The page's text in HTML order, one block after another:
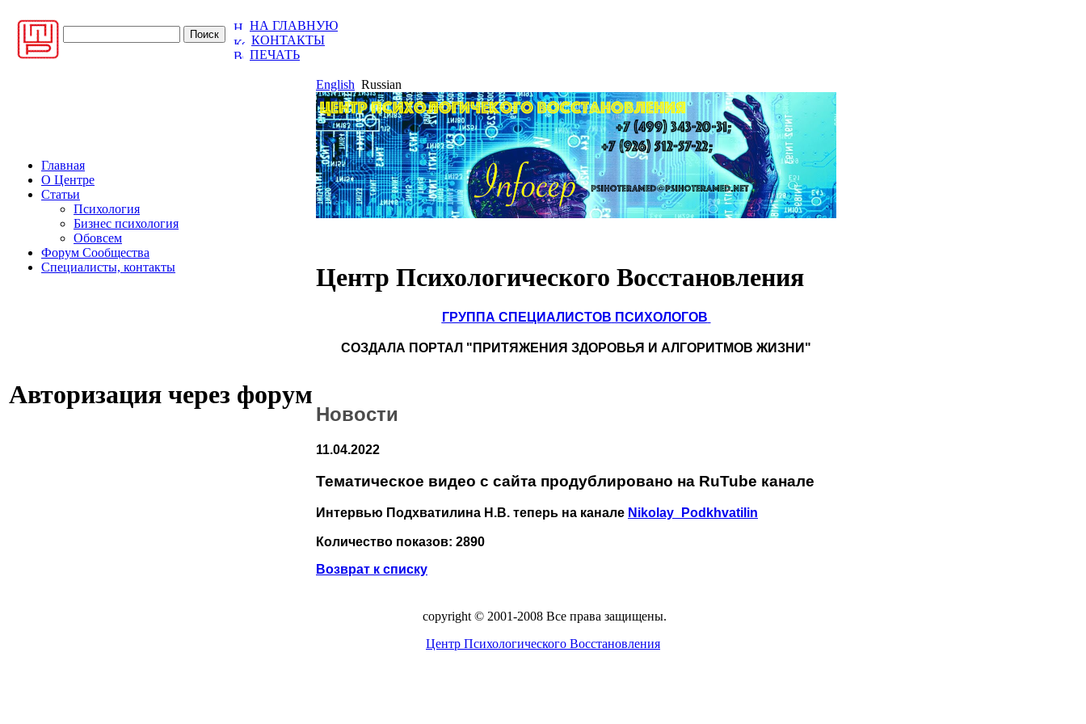
НА ГЛАВНУЮ
КОНТАКТЫ
ПЕЧАТЬ
Главная
О Центре
Статьи
Психология
Бизнес психология
Обовсем
Форум Сообщества
Cпециалисты, контакты
Авторизация через форум
English Russian
Центр Психологического Восстановления
ГРУППА СПЕЦИАЛИСТОВ ПСИХОЛОГОВ
СОЗДАЛА ПОРТАЛ "ПРИТЯЖЕНИЯ ЗДОРОВЬЯ И АЛГОРИТМОВ ЖИЗНИ"
Новости
11.04.2022
Тематическое видео с сайта продублировано на RuTube канале
Интервью Подхватилина Н.В. теперь на канале Nikolay_Podkhvatilin
Количество показов: 2890
Возврат к списку
copyright © 2001-2008 Все права защищены.
Центр Психологического Восстановления